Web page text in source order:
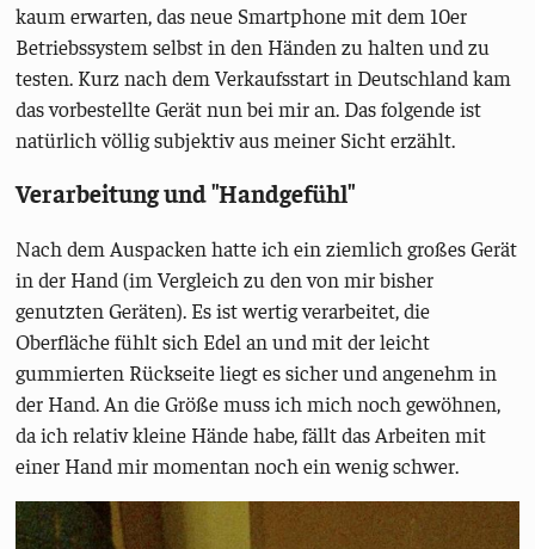
kaum erwarten, das neue Smartphone mit dem 10er
Betriebssystem selbst in den Händen zu halten und zu
testen. Kurz nach dem Verkaufsstart in Deutschland kam
das vorbestellte Gerät nun bei mir an. Das folgende ist
natürlich völlig subjektiv aus meiner Sicht erzählt.
Verarbeitung und "Handgefühl"
Nach dem Auspacken hatte ich ein ziemlich großes Gerät
in der Hand (im Vergleich zu den von mir bisher
genutzten Geräten). Es ist wertig verarbeitet, die
Oberfläche fühlt sich Edel an und mit der leicht
gummierten Rückseite liegt es sicher und angenehm in
der Hand. An die Größe muss ich mich noch gewöhnen,
da ich relativ kleine Hände habe, fällt das Arbeiten mit
einer Hand mir momentan noch ein wenig schwer.